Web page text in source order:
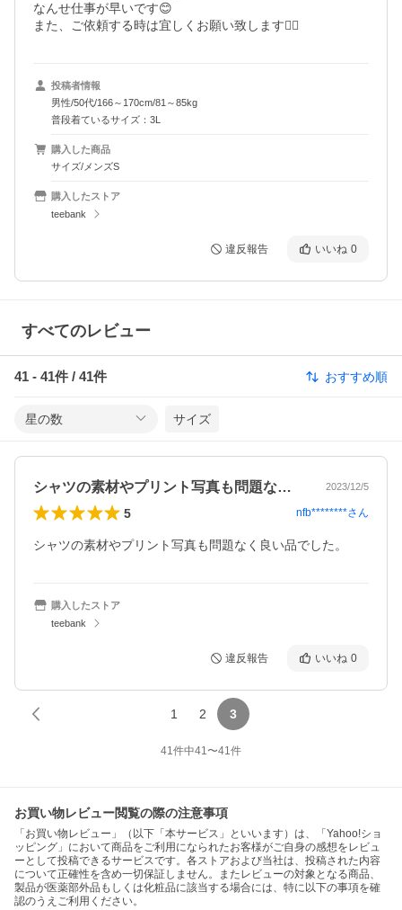
なんせ仕事が早いです😊
また、ご依頼する時は宜しくお願い致します🙇‍♂️
投稿者情報
男性/50代/166～170cm/81～85kg
普段着ているサイズ：3L
購入した商品
サイズ/メンズS
購入したストア
teebank
違反報告 いいね 0
すべてのレビュー
41 - 41件 / 41件 おすすめ順
星の数 サイズ
シャツの素材やプリント写真も問題なく良… 2023/12/5
5 nfb********さん
シャツの素材やプリント写真も問題なく良い品でした。
購入したストア
teebank
違反報告 いいね 0
1 2 3
41件中41〜41件
お買い物レビュー閲覧の際の注意事項
「お買い物レビュー」（以下「本サービス」といいます）は、「Yahoo!ショ
ッピング」において商品をご利用になられたお客様がご自身の感想をレビュ
ーとして投稿できるサービスです。各ストアおよび当社は、投稿された内容
について正確性を含め一切保証しません。またレビューの対象となる商品、
製品が医薬部外品もしくは化粧品に該当する場合には、特に以下の事項を確
認のうえご利用ください。